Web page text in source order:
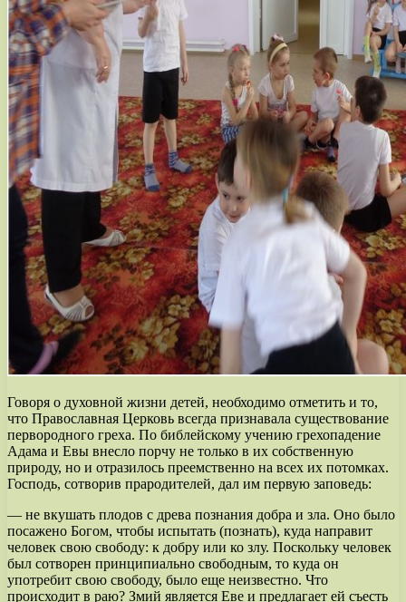
Говоря о духовной жизни детей, необходимо отметить и то,
что Православная Церковь всегда признавала существование
первородного греха. По библейскому учению грехопадение
Адама и Евы внесло порчу не только в их собственную
природу, но и от­разилось преемственно на всех их потомках.
Господь, сотворив прародителей, дал им первую заповедь:
— не вкушать плодов с древа познания добра и зла. Оно было
посажено Богом, чтобы испытать (познать), куда направит
человек свою свободу: к добру или ко злу. Поскольку человек
был сотворен принципиально свободным, то куда он
употребит свою свободу, было еще неизвестно. Что
происходит в раю? Змий является Еве и предлагает ей съесть